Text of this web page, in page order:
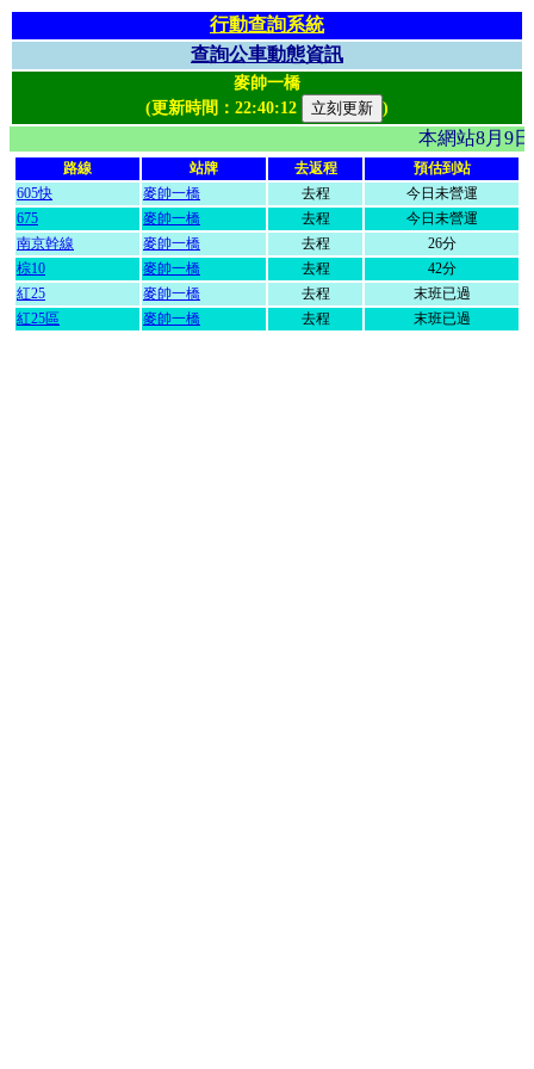
行動查詢系統
查詢公車動態資訊
麥帥一橋
(更新時間： 22:40:12 )
本網站8月9
路線 站牌 去返程
預估到站
605快
麥帥一橋 去程
今日未營運
675
麥帥一橋 去程
今日未營運
南京幹線
麥帥一橋 去程
26分
棕10
麥帥一橋 去程
42分
紅25
麥帥一橋 去程
末班已過
紅25區
麥帥一橋 去程 末班已過